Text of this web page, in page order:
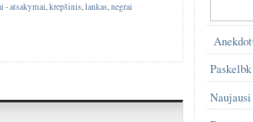
- atsakymai,krepšinis,lankas,negrai